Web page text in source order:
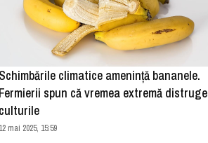
Schimbările climatice amenință bananele.
Fermierii spun că vremea extremă distruge
culturile
12 mai 2025, 15:59